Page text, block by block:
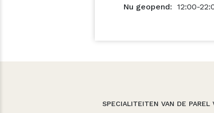
Nu geopend: 12:00-
SPECIALITEITEN VAN DE